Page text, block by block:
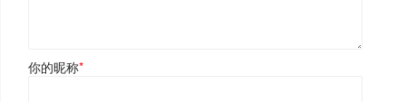
你的昵称*